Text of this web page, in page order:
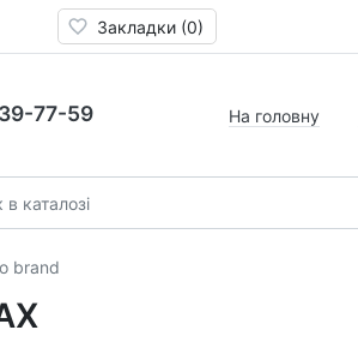
Закладки (0)
77-59 На головну
brand